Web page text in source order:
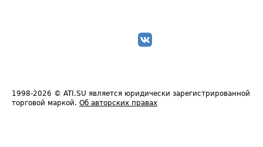
1998-2026 © ATI.SU является юридически зарегистрированной
торговой маркой. Об авторских правах